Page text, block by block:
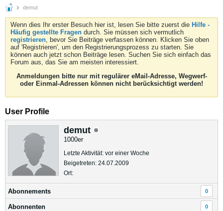
demut
Wenn dies Ihr erster Besuch hier ist, lesen Sie bitte zuerst die Hilfe -
Häufig gestellte Fragen durch. Sie müssen sich vermutlich
registrieren, bevor Sie Beiträge verfassen können. Klicken Sie oben
auf 'Registrieren', um den Registrierungsprozess zu starten. Sie
können auch jetzt schon Beiträge lesen. Suchen Sie sich einfach das
Forum aus, das Sie am meisten interessiert.
Anmeldungen bitte nur mit regulärer eMail-Adresse, Wegwerf-
oder Einmal-Adressen können nicht berücksichtigt werden!
User Profile
demut
1000er
Letzte Aktivität: vor einer Woche
Beigetreten: 24.07.2009
Ort:
Abonnements 0
Abonnenten 0